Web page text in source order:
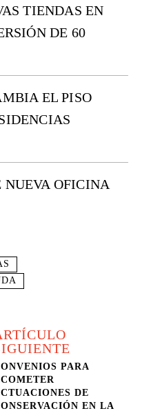
TIENDAS EN
DE 60
EL PISO
NUEVA OFICINA
PARA
DE
EN LA